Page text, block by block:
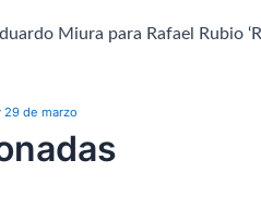
Miura para Rafael Rubio
de marzo